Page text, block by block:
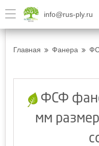
info@rus-ply.ru
Главная Фанера
ФСФ
мм